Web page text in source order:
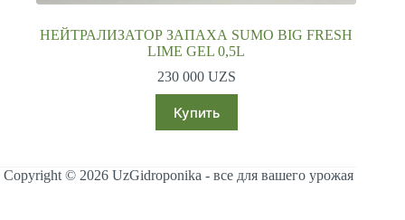
НЕЙТРАЛИЗАТОР ЗАПАХА SUMO BIG FRESH
LIME GEL 0,5L
230 000 UZS
Купить
Copyright © 2026 UzGidroponika - все для вашего урожая